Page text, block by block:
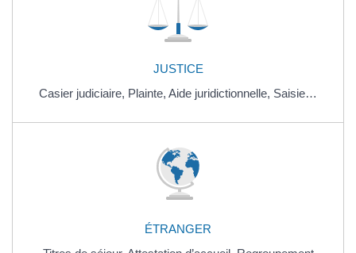
JUSTICE
Casier judiciaire, Plainte, Aide juridictionnelle, Saisie…
ÉTRANGER